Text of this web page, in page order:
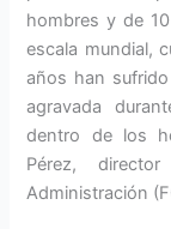
hombres y de
escala mundial,
años han
agravada
dentro de los
Pérez,
Administración